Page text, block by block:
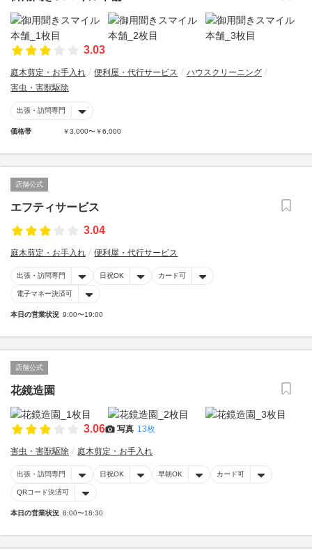
3.03
庭木剪定・お手入れ 便利屋・代行サービス
ハウスクリーニング
害虫・害獣駆除
出張・訪問専門
価格帯 ￥3,000〜￥6,000
店舗公式
エフティサービス
3.04
庭木剪定・お手入れ 便利屋・代行サービス
出張・訪問専門 日祝OK カード可
電子マネー決済可
本日の営業状況 9:00〜19:00
店舗公式
花鏡造園
3.06 写真 13枚
害虫・害獣駆除 庭木剪定・お手入れ
出張・訪問専門 日祝OK 早朝OK カード可
QRコード決済可
本日の営業状況 8:00〜18:30